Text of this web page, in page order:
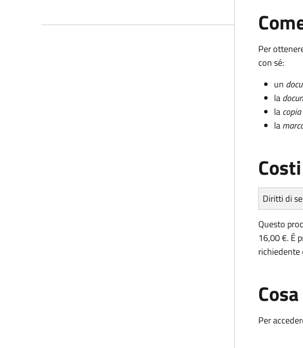
Per
con sé:
un
la
la
la
Costi
Diritti di
Questo
16,00 €. É
Per